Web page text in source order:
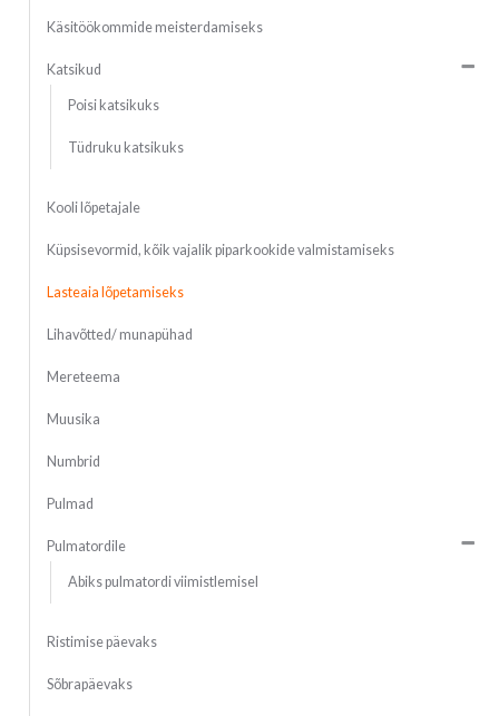
Käsitöökommide meisterdamiseks
Katsikud
Poisi katsikuks
Tüdruku katsikuks
Kooli lõpetajale
Küpsisevormid, kõik vajalik piparkookide valmistamiseks
Lasteaia lõpetamiseks
Lihavõtted/ munapühad
Mereteema
Muusika
Numbrid
Pulmad
Pulmatordile
Abiks pulmatordi viimistlemisel
Ristimise päevaks
Sõbrapäevaks